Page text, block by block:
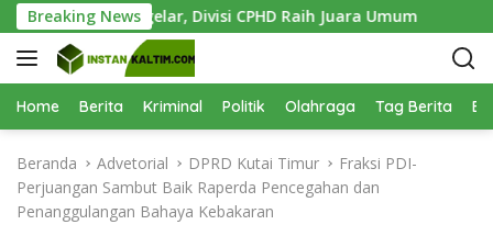
a
g
u
Breaking News
Sukses Digelar, Divisi CPHD Raih Juara Umum
Home Berita Kriminal Politik Olahraga Tag Berita
Beranda Advetorial DPRD Kutai Timur
Fraksi PDI-
Perjuangan Sambut Baik Raperda Pencegahan dan
Penanggulangan Bahaya Kebakaran